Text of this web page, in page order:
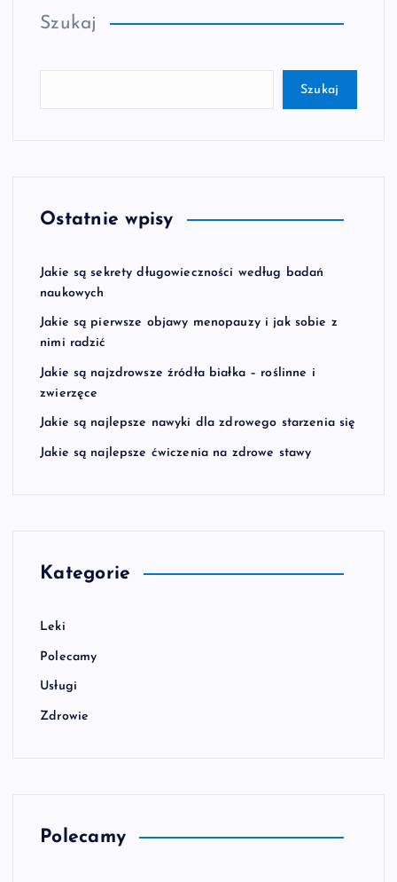
Szukaj
Szukaj
Ostatnie wpisy
Jakie są sekrety długowieczności według badań
naukowych
Jakie są pierwsze objawy menopauzy i jak sobie z
nimi radzić
Jakie są najzdrowsze źródła białka – roślinne i
zwierzęce
Jakie są najlepsze nawyki dla zdrowego starzenia się
Jakie są najlepsze ćwiczenia na zdrowe stawy
Kategorie
Leki
Polecamy
Usługi
Zdrowie
Polecamy